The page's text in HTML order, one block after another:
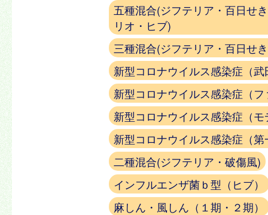
五種混合(ジフテリア・百日せ
リオ・ヒブ)
三種混合(ジフテリア・百日せ
新型コロナウイルス感染症（
新型コロナウイルス感染症（
新型コロナウイルス感染症（
新型コロナウイルス感染症（
二種混合(ジフテリア・破傷風)
インフルエンザ菌ｂ型（ヒブ）
麻しん・風しん（１期・２期）